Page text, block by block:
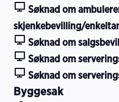
Søknad om
skjenkebevilling/
Søknad om
Søknad om
Søknad om
Byggesak